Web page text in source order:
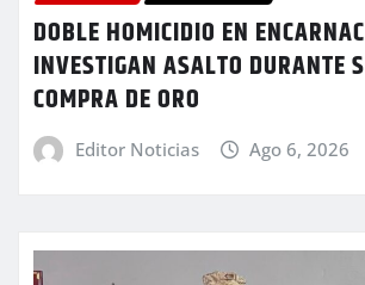
DOBLE HOMICIDIO EN
INVESTIGAN ASALTO DURANTE
COMPRA DE ORO
Editor Noticias Ago 6, 2026